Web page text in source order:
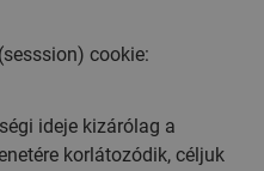
cookie:
ideje kizárólag a
korlátozódik, céljuk